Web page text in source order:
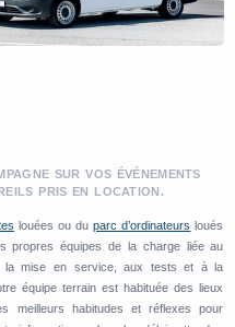
SUR VOS ÉVÉNEMENTS
PRIS EN LOCATION.
louées ou duparc d’ordinateurs loués
propres équipes de la charge liée au
la mise en service, aux tests et à la
équipe terrain est habituée des lieux
meilleurs habitudes et réflexes pour